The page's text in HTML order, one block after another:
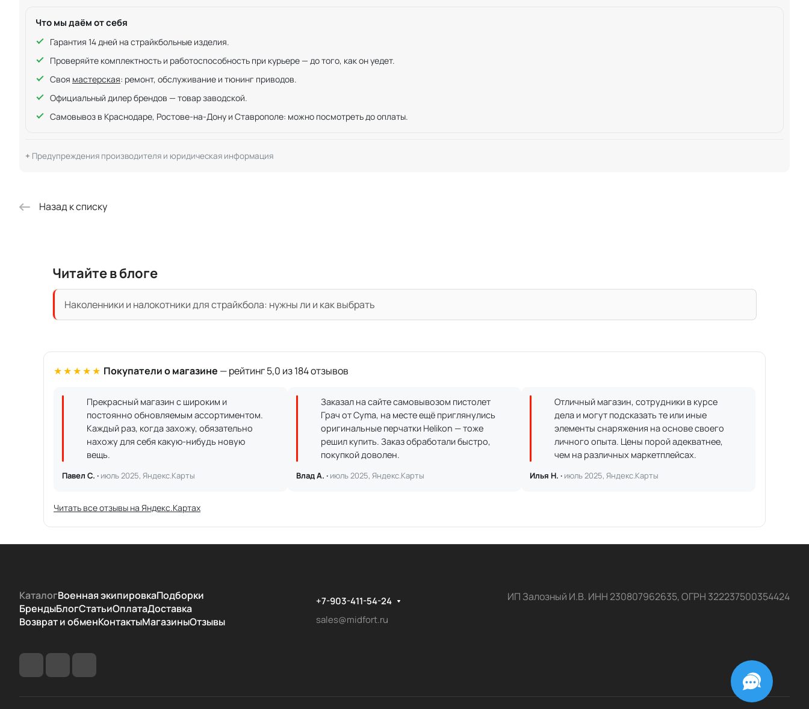
Что мы даём от себя
Гарантия 14 дней на страйкбольные изделия.
Проверяйте комплектность и работоспособность при курьере — до того, как он уедет.
Своя мастерская: ремонт, обслуживание и тюнинг приводов.
Официальный дилер брендов — товар заводской.
Самовывоз в Краснодаре, Ростове-на-Дону и Ставрополе: можно посмотреть до оплаты.
Предупреждения производителя и юридическая информация
Назад к списку
Читайте в блоге
Наколенники и налокотники для страйкбола: нужны ли и как выбрать
★★★★★ Покупатели о магазине — рейтинг 5,0 из 184 отзывов
Прекрасный магазин с широким и
постоянно обновляемым ассортиментом.
Каждый раз, когда захожу, обязательно
нахожу для себя какую-нибудь новую
вещь.
Павел С. · июль 2025, Яндекс.Карты
Заказал на сайте самовывозом пистолет
Грач от Cyma, на месте ещё приглянулись
оригинальные перчатки Helikon — тоже
решил купить. Заказ обработали быстро,
покупкой доволен.
Влад А. · июль 2025, Яндекс.Карты
Отличный магазин, сотрудники в курсе
дела и могут подсказать те или иные
элементы снаряжения на основе своего
личного опыта. Цены порой адекватнее,
чем на различных маркетплейсах.
Илья Н. · июль 2025, Яндекс.Карты
Читать все отзывы на Яндекс.Картах
КаталогВоенная экипировкаПодборки
БрендыБлогСтатьиОплатаДоставка
Возврат и обменКонтактыМагазиныОтзывы
+7-903-411-54-24
sales@midfort.ru
ИП Залозный И.В. ИНН 230807962635, ОГРН 322237500354424